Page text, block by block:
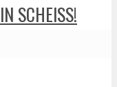
SCHEISS!